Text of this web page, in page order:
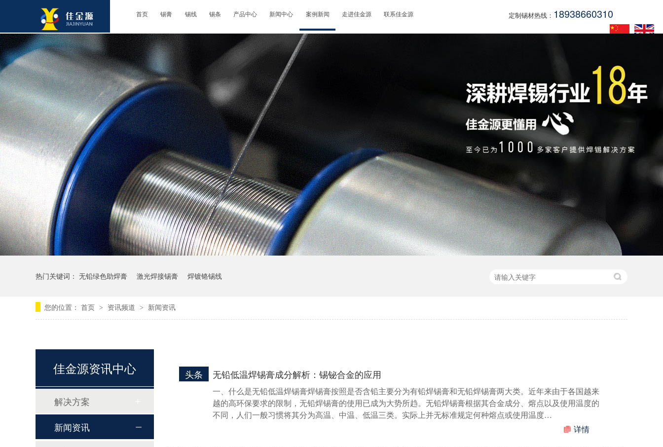
首页 锡膏 锡线 锡条 产品中心 新闻中心 案例新闻 走进佳金源 联系佳金源 定制锡材热线： 18938660310
热门关键词： 无铅绿色助焊膏 激光焊接锡膏 焊镀铬锡线
您的位置： 首页 > 资讯频道 > 新闻资讯
无铅低温焊锡膏成分解析：锡铋合金的应用
头条
一、什么是无铅低温焊锡膏焊锡膏按照是否含铅主要分为有铅焊锡膏和无铅焊锡膏两大类。近年来由于各国越来
越的高环保要求的限制，无铅焊锡膏的使用已成为大势所趋。无铅焊锡膏根据其合金成分、熔点以及使用温度的
不同，人们一般习惯将其分为高温、中温、低温三类。实际上并无标准规定何种熔点或使用温度…
详情
佳金源资讯中心
解决方案
新闻资讯